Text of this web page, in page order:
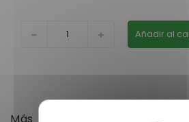
Añadir al